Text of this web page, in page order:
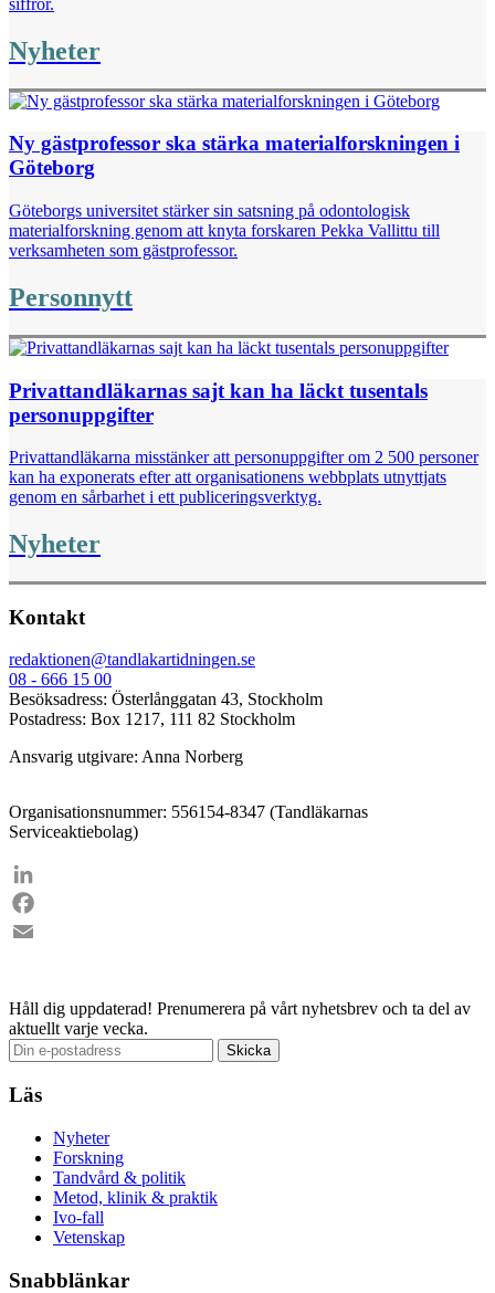
Nyheter
Ny gästprofessor ska stärka materialforskningen i
Göteborg
Göteborgs universitet stärker sin satsning på odontologisk
materialforskning genom att knyta forskaren Pekka Vallittu till
verksamheten som gästprofessor.
Personnytt
Privattandläkarnas sajt kan ha läckt tusentals
personuppgifter
Privattandläkarna misstänker att personuppgifter om 2 500 personer
kan ha exponerats efter att organisationens webbplats utnyttjats
genom en sårbarhet i ett publiceringsverktyg.
Nyheter
Kontakt
redaktionen@tandlakartidningen.se
08 - 666 15 00
Besöksadress: Österlånggatan 43, Stockholm
Postadress: Box 1217, 111 82 Stockholm
Ansvarig utgivare: Anna Norberg
Organisationsnummer: 556154-8347 (Tandläkarnas
Serviceaktiebolag)
LinkedIn
Facebook
Håll dig uppdaterad! Prenumerera på vårt nyhetsbrev och ta del av
aktuellt varje vecka.
Läs
Nyheter
Forskning
Tandvård & politik
Metod, klinik & praktik
Ivo-fall
Vetenskap
Snabblänkar